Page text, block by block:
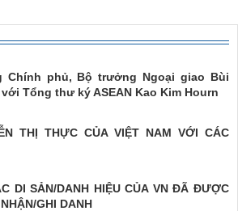
Chính phủ, Bộ trưởng Ngoại giao Bùi
Tổng thư ký ASEAN Kao Kim Hourn
THỊ THỰC CỦA VIỆT NAM VỚI CÁC
DI SẢN/DANH HIỆU CỦA VN ĐÃ ĐƯỢC
GHI DANH